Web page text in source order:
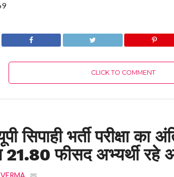
CLICK TO COMMENT
सिपाही भर्ती परीक्षा का
21.80 फीसद अभ्यर्थी रहे